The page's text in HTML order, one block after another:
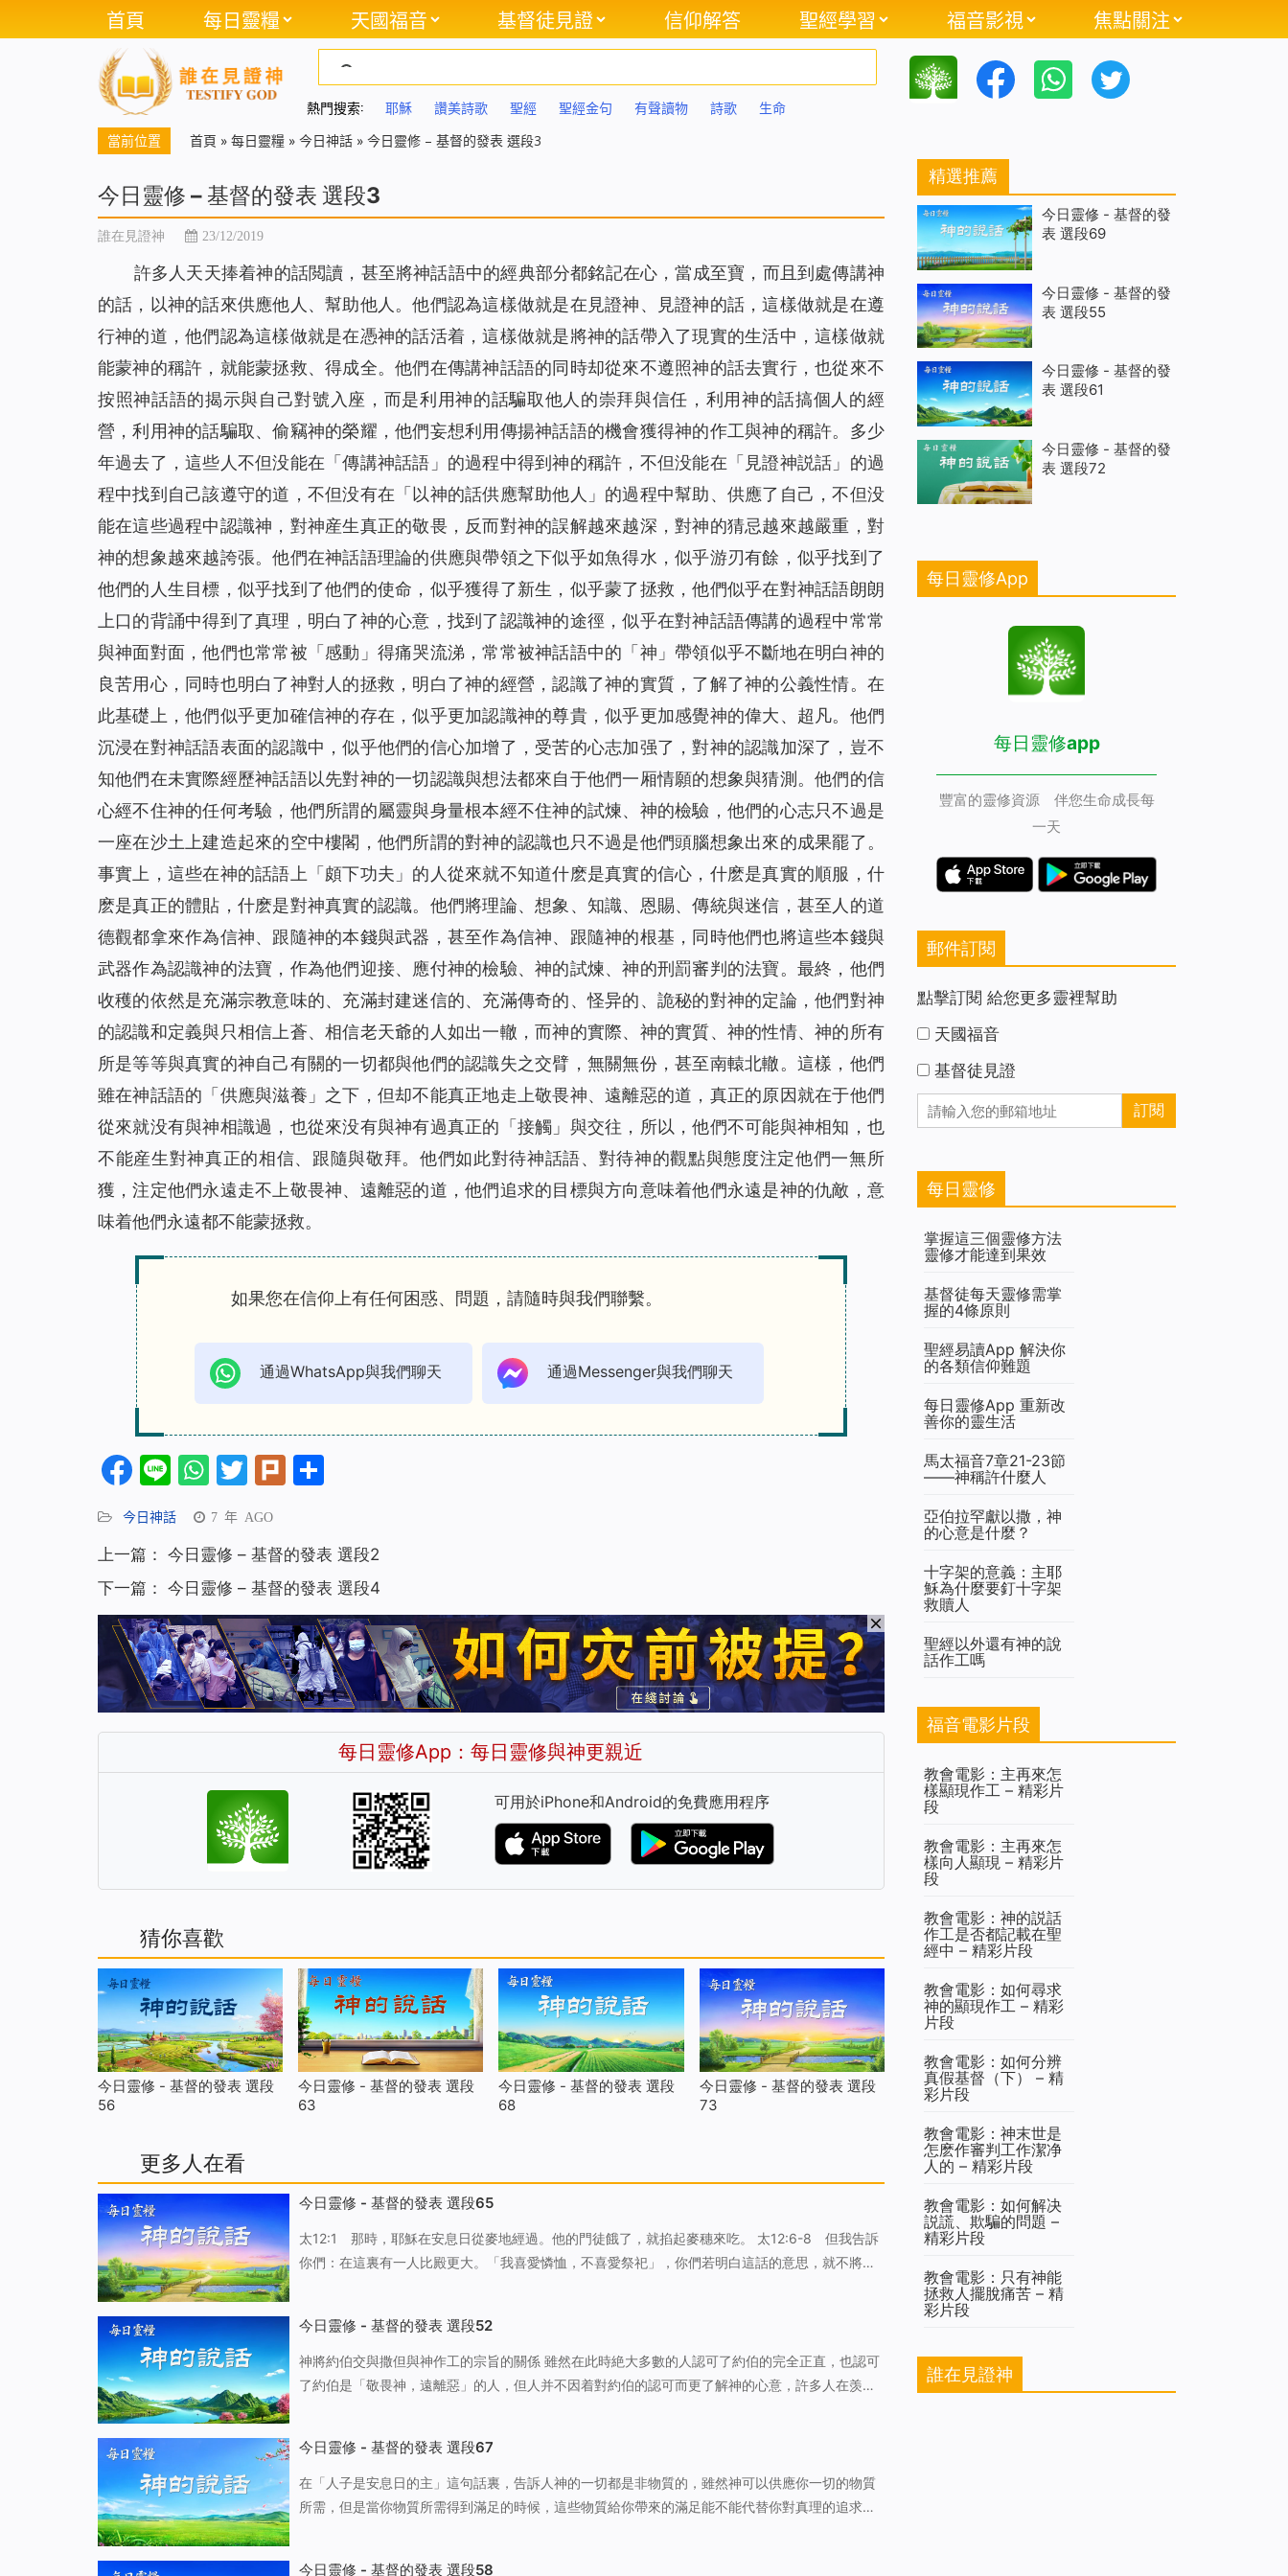
首頁 每日靈糧 天國福音 基督徒見證 信仰解答 聖經學習 福音影視 焦點關注
熱門搜索: 耶穌 讚美詩歌 聖經 聖經金句 有聲讀物 詩歌 生命
當前位置 首頁 » 每日靈糧 » 今日神話 » 今日靈修 – 基督的發表 選段3
今日靈修 – 基督的發表 選段3
誰在見證神 23/12/2019
許多人天天捧着神的話閲讀，甚至將神話語中的經典部分都銘記在心，當成至寶，而且到處傳講神
的話，以神的話來供應他人、幫助他人。他們認為這樣做就是在見證神、見證神的話，這樣做就是在遵
行神的道，他們認為這樣做就是在憑神的話活着，這樣做就是將神的話帶入了現實的生活中，這樣做就
能蒙神的稱許，就能蒙拯救、得成全。他們在傳講神話語的同時却從來不遵照神的話去實行，也從來不
按照神話語的揭示與自己對號入座，而是利用神的話騙取他人的崇拜與信任，利用神的話搞個人的經
營，利用神的話騙取、偷竊神的榮耀，他們妄想利用傳揚神話語的機會獲得神的作工與神的稱許。多少
年過去了，這些人不但没能在「傳講神話語」的過程中得到神的稱許，不但没能在「見證神説話」的過
程中找到自己該遵守的道，不但没有在「以神的話供應幫助他人」的過程中幫助、供應了自己，不但没
能在這些過程中認識神，對神産生真正的敬畏，反而對神的誤解越來越深，對神的猜忌越來越嚴重，對
神的想象越來越誇張。他們在神話語理論的供應與帶領之下似乎如魚得水，似乎游刃有餘，似乎找到了
他們的人生目標，似乎找到了他們的使命，似乎獲得了新生，似乎蒙了拯救，他們似乎在對神話語朗朗
上口的背誦中得到了真理，明白了神的心意，找到了認識神的途徑，似乎在對神話語傳講的過程中常常
與神面對面，他們也常常被「感動」得痛哭流涕，常常被神話語中的「神」帶領似乎不斷地在明白神的
良苦用心，同時也明白了神對人的拯救，明白了神的經營，認識了神的實質，了解了神的公義性情。在
此基礎上，他們似乎更加確信神的存在，似乎更加認識神的尊貴，似乎更加感覺神的偉大、超凡。他們
沉浸在對神話語表面的認識中，似乎他們的信心加增了，受苦的心志加强了，對神的認識加深了，豈不
知他們在未實際經歷神話語以先對神的一切認識與想法都來自于他們一厢情願的想象與猜測。他們的信
心經不住神的任何考驗，他們所謂的屬靈與身量根本經不住神的試煉、神的檢驗，他們的心志只不過是
一座在沙土上建造起來的空中樓閣，他們所謂的對神的認識也只不過是他們頭腦想象出來的成果罷了。
事實上，這些在神的話語上「頗下功夫」的人從來就不知道什麽是真實的信心，什麽是真實的順服，什
麽是真正的體貼，什麽是對神真實的認識。他們將理論、想象、知識、恩賜、傳統與迷信，甚至人的道
德觀都拿來作為信神、跟隨神的本錢與武器，甚至作為信神、跟隨神的根基，同時他們也將這些本錢與
武器作為認識神的法寶，作為他們迎接、應付神的檢驗、神的試煉、神的刑罰審判的法寶。最終，他們
收穫的依然是充滿宗教意味的、充滿封建迷信的、充滿傳奇的、怪异的、詭秘的對神的定論，他們對神
的認識和定義與只相信上蒼、相信老天爺的人如出一轍，而神的實際、神的實質、神的性情、神的所有
所是等等與真實的神自己有關的一切都與他們的認識失之交臂，無關無份，甚至南轅北轍。這樣，他們
雖在神話語的「供應與滋養」之下，但却不能真正地走上敬畏神、遠離惡的道，真正的原因就在于他們
從來就没有與神相識過，也從來没有與神有過真正的「接觸」與交往，所以，他們不可能與神相知，也
不能産生對神真正的相信、跟隨與敬拜。他們如此對待神話語、對待神的觀點與態度注定他們一無所
獲，注定他們永遠走不上敬畏神、遠離惡的道，他們追求的目標與方向意味着他們永遠是神的仇敵，意
味着他們永遠都不能蒙拯救。
如果您在信仰上有任何困惑、問題，請隨時與我們聯繫。
通過WhatsApp與我們聊天 通過Messenger與我們聊天
Facebook
LineWhatsApp
Twitter
Plurk
今日神話 7 年 AGO
上一篇： 今日靈修 – 基督的發表 選段2
下一篇： 今日靈修 – 基督的發表 選段4
每日靈修App：每日靈修與神更親近
可用於iPhone和Android的免費應用程序
猜你喜歡
今日靈修 - 基督的發表 選段
56
今日靈修 - 基督的發表 選段
63
今日靈修 - 基督的發表 選段
68
今日靈修 - 基督的發表 選段
73
更多人在看
今日靈修 - 基督的發表 選段65
太12:1 那時，耶穌在安息日從麥地經過。他的門徒餓了，就掐起麥穗來吃。 太12:6-8 但我告訴
你們：在這裏有一人比殿更大。「我喜愛憐恤，不喜愛祭祀」，你們若明白這話的意思，就不將無
今日靈修 - 基督的發表 選段52
神將約伯交與撒但與神作工的宗旨的關係 雖然在此時絶大多數的人認可了約伯的完全正直，也認可
了約伯是「敬畏神，遠離惡」的人，但人并不因着對約伯的認可而更了解神的心意，許多人在羡慕
今日靈修 - 基督的發表 選段67
在「人子是安息日的主」這句話裏，告訴人神的一切都是非物質的，雖然神可以供應你一切的物質
所需，但是當你物質所需得到滿足的時候，這些物質給你帶來的滿足能不能代替你對真理的追求？
今日靈修 - 基督的發表 選段58
精選推薦
今日靈修 - 基督的發
表 選段69
今日靈修 - 基督的發
表 選段55
今日靈修 - 基督的發
表 選段61
今日靈修 - 基督的發
表 選段72
每日靈修App
每日靈修app
豐富的靈修資源 伴您生命成長每
一天
郵件訂閱
點擊訂閱 給您更多靈裡幫助
天國福音
基督徒見證
每日靈修
掌握這三個靈修方法
靈修才能達到果效
基督徒每天靈修需掌
握的4條原則
聖經易讀App 解決你
的各類信仰難題
每日靈修App 重新改
善你的靈生活
馬太福音7章21-23節
——神稱許什麼人
亞伯拉罕獻以撒，神
的心意是什麼？
十字架的意義：主耶
穌為什麼要釘十字架
救贖人
聖經以外還有神的說
話作工嗎
福音電影片段
教會電影：主再來怎
樣顯現作工 – 精彩片
段
教會電影：主再來怎
樣向人顯現 – 精彩片
段
教會電影：神的説話
作工是否都記載在聖
經中 – 精彩片段
教會電影：如何尋求
神的顯現作工 – 精彩
片段
教會電影：如何分辨
真假基督（下） – 精
彩片段
教會電影：神末世是
怎麽作審判工作潔净
人的 – 精彩片段
教會電影：如何解决
説謊、欺騙的問題 –
精彩片段
教會電影：只有神能
拯救人擺脫痛苦 – 精
彩片段
誰在見證神